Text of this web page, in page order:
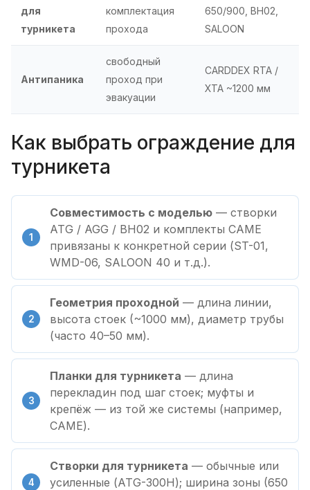
для
турникета
комплектация
прохода
650/900, BH02,
SALOON
Антипаника
свободный
проход при
эвакуации
CARDDEX RTA /
XTA ~1200 мм
Как выбрать ограждение для
турникета
Совместимость с моделью — створки
ATG / AGG / BH02 и комплекты CAME
привязаны к конкретной серии (ST-01,
WMD-06, SALOON 40 и т.д.).
Геометрия проходной — длина линии,
высота стоек (~1000 мм), диаметр трубы
(часто 40–50 мм).
Планки для турникета — длина
перекладин под шаг стоек; муфты и
крепёж — из той же системы (например,
CAME).
Створки для турникета — обычные или
усиленные (ATG-300H); ширина зоны (650